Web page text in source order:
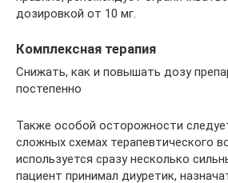
дозировкой от 10 мг.
Комплексная терапия
Снижать, как и повышать дозу
постепенно
Также особой осторожности
сложных схемах терапевтического
используется сразу несколько
пациент принимал диуретик,